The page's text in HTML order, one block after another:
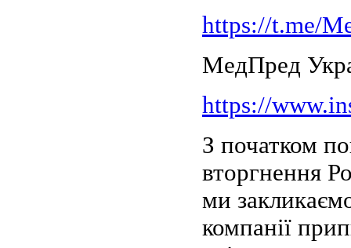
https://t.me/
МедПред
https://
З початком
вторгнення
ми
компанії